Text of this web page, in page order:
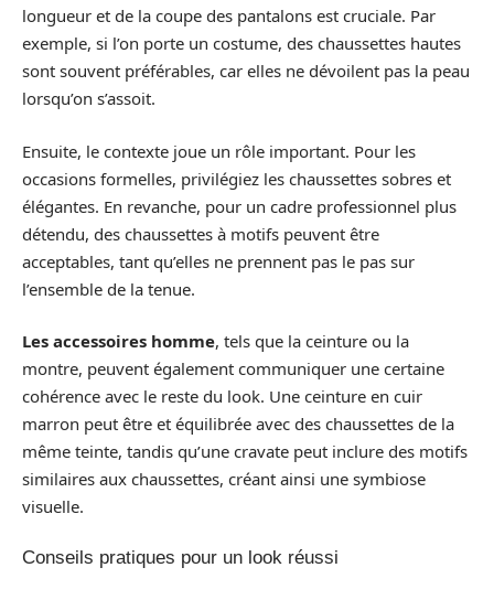
longueur et de la coupe des pantalons est cruciale. Par
exemple, si l’on porte un costume, des chaussettes hautes
sont souvent préférables, car elles ne dévoilent pas la peau
lorsqu’on s’assoit.
Ensuite, le contexte joue un rôle important. Pour les
occasions formelles, privilégiez les chaussettes sobres et
élégantes. En revanche, pour un cadre professionnel plus
détendu, des chaussettes à motifs peuvent être
acceptables, tant qu’elles ne prennent pas le pas sur
l’ensemble de la tenue.
Les accessoires homme, tels que la ceinture ou la
montre, peuvent également communiquer une certaine
cohérence avec le reste du look. Une ceinture en cuir
marron peut être et équilibrée avec des chaussettes de la
même teinte, tandis qu’une cravate peut inclure des motifs
similaires aux chaussettes, créant ainsi une symbiose
visuelle.
Conseils pratiques pour un look réussi